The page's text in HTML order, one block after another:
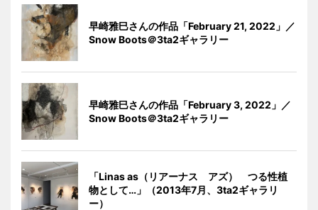
早崎雅巳さんの作品「February 21, 2022」／
Snow Boots＠3ta2ギャラリー
早崎雅巳さんの作品「February 3, 2022」／
Snow Boots＠3ta2ギャラリー
「Linas as（リアーナス アズ） つる性植
物として…」（2013年7月、3ta2ギャラリ
ー）